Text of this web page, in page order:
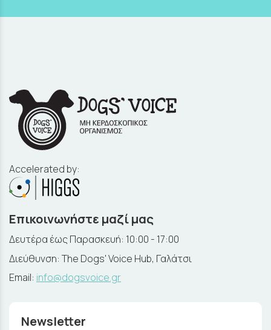
Accelerated by:
Επικοινωνήστε μαζί μας
Δευτέρα έως Παρασκευή: 10:00 - 17:00
Διεύθυνση: The Dogs' Voice Hub, Γαλάτσι
Email: info@dogsvoice.gr
Newsletter